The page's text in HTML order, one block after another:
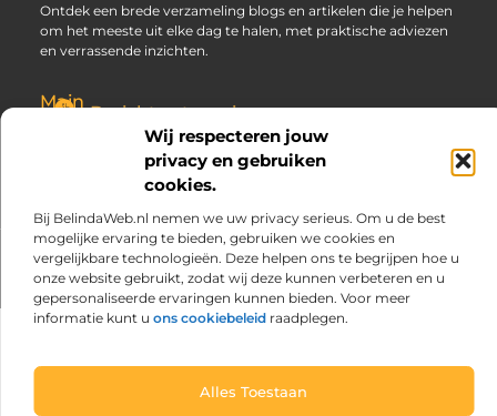
Wij respecteren jouw
privacy en gebruiken
cookies.
Bij BelindaWeb.nl nemen we uw privacy serieus. Om u de best
mogelijke ervaring te bieden, gebruiken we cookies en
vergelijkbare technologieën. Deze helpen ons te begrijpen hoe u
onze website gebruikt, zodat wij deze kunnen verbeteren en u
gepersonaliseerde ervaringen kunnen bieden. Voor meer
informatie kunt u ons cookiebeleid raadplegen.
Alles Toestaan
Ontdek een brede verzameling blogs en artikelen die je helpen
om het meeste uit elke dag te halen, met praktische adviezen
en verrassende inzichten.
Main
Bericht categorie
@2025 www.praktijksolaris.nl. All Right Reserved.